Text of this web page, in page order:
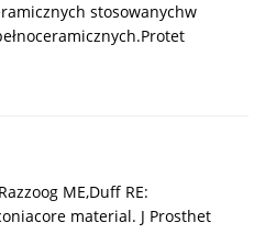
stosowanychw
ME,Duff RE:
material. J Prosthet